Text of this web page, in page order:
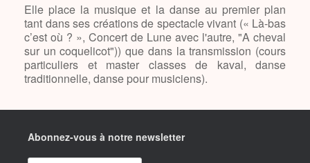
Elle place la musique et la danse au premier plan
tant dans ses créations de spectacle vivant (« Là-bas
c’est où ? », Concert de Lune avec l'autre, "A cheval
sur un coquelicot")) que dans la transmission (cours
particuliers et master classes de kaval, danse
traditionnelle, danse pour musiciens).
Abonnez-vous à notre newsletter